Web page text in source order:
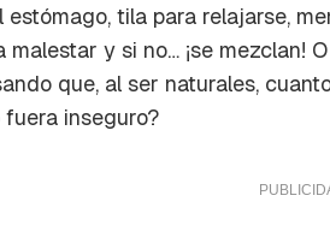
estómago, tila para relajarse,
malestar y si no… ¡se mezclan!
que, al ser naturales,
inseguro?